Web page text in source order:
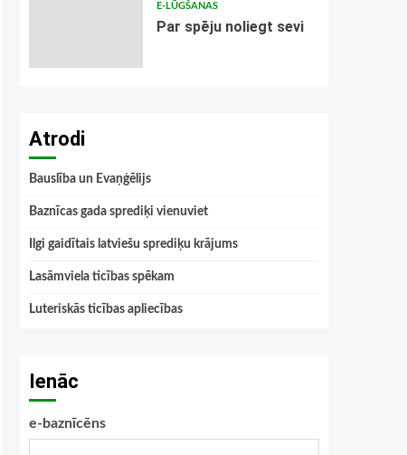
E-LŪGŠANAS
Par spēju noliegt sevi
Atrodi
Bauslība un Evaņģēlijs
Baznīcas gada sprediķi vienuviet
Ilgi gaidītais latviešu sprediķu krājums
Lasāmviela ticības spēkam
Luteriskās ticības apliecības
Ienāc
e-baznīcēns